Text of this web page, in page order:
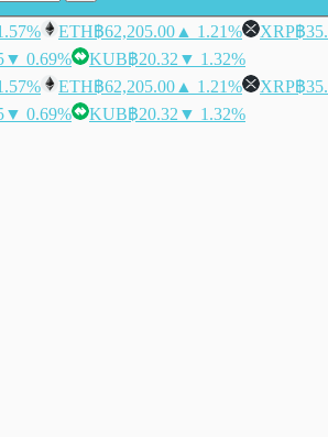
ETH฿62,205.00 ▲ 1.21% XRP฿
▼ 0.69% KUB฿20.32 ▼ 1.32%
ETH฿62,205.00 ▲ 1.21% XRP฿
▼ 0.69% KUB฿20.32 ▼ 1.32%